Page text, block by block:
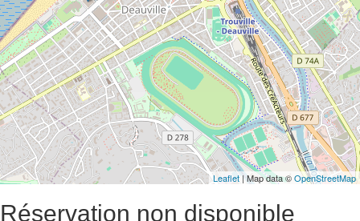
Leaflet| Map data ©OpenStreetMap
Réservation non disponible